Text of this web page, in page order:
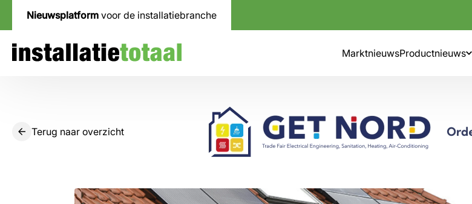
Nieuwsplatform voor de installatiebranche
MarktnieuwsProductnieuws
Terug naar overzicht